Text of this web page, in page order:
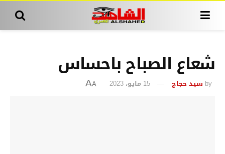
شعاع الصباح باحساس
by سيد حجاج 15 مايو، 2023 A
A